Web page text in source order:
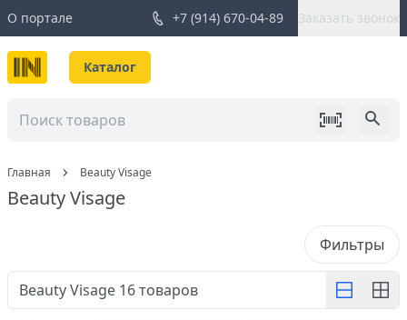
О портале +7 (914) 670-04-89 Заказать звонок
Каталог
Главная Beauty Visage
Beauty Visage
Фильтры
Beauty Visage 16товаров